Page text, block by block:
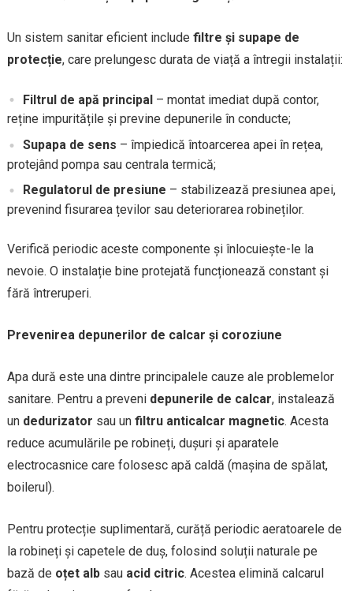
Un sistem sanitar eficient include filtre și supape de
protecție, care prelungesc durata de viață a întregii instalații:
Filtrul de apă principal– montat imediat după contor,
reține impuritățile și previne depunerile în conducte;
Supapa de sens – împiedică întoarcerea apei în rețea,
protejând pompa sau centrala termică;
Regulatorul de presiune – stabilizează presiunea apei,
prevenind fisurarea țevilor sau deteriorarea robineților.
Verifică periodic aceste componente și înlocuiește-le la
nevoie. O instalație bine protejată funcționează constant și
fără întreruperi.
Prevenirea depunerilor de calcar și coroziune
Apa dură este una dintre principalele cauze ale problemelor
sanitare. Pentru a preveni depunerile de calcar, instalează
un dedurizator sau un filtru anticalcar magnetic. Acesta
reduce acumulările pe robineți, dușuri și aparatele
electrocasnice care folosesc apă caldă (mașina de spălat,
boilerul).
Pentru protecție suplimentară, curăță periodic aeratoarele de
la robineți și capetele de duș, folosind soluții naturale pe
bază de oțet albsau acid citric. Acestea elimină calcarul